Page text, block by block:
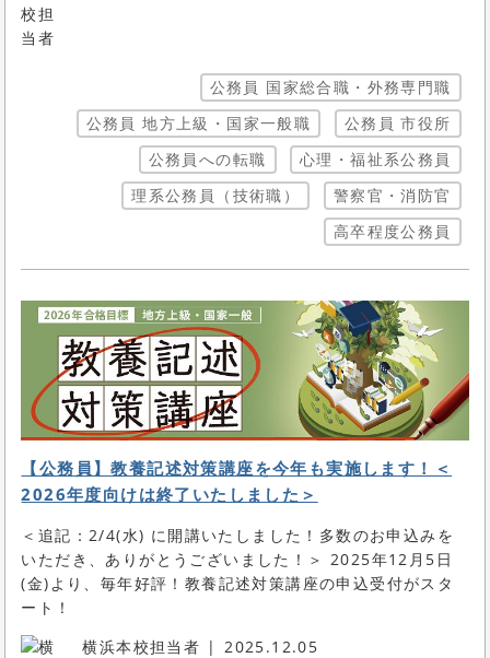
公務員 国家総合職・外務専門職
公務員 地方上級・国家一般職
公務員 市役所
公務員への転職
心理・福祉系公務員
理系公務員（技術職）
警察官・消防官
高卒程度公務員
【公務員】教養記述対策講座を今年も実施します！＜
2026年度向けは終了いたしました＞
＜追記：2/4(水) に開講いたしました！多数のお申込みを
いただき、ありがとうございました！＞ 2025年12月5日
(金)より、毎年好評！教養記述対策講座の申込受付がスタ
ート！
横浜本校担当者
2025.12.05